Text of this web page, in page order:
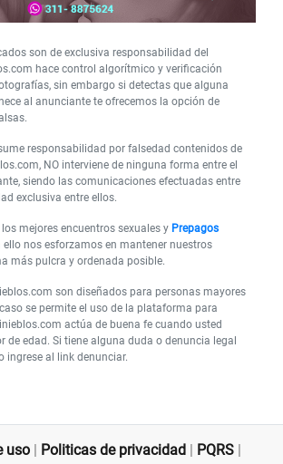
son de exclusiva responsabilidad del
hace control algorítmico y verificación
sin embargo si detectas que alguna
al anunciante te ofrecemos la opción de
responsabilidad por falsedad contenidos de
NO interviene de ninguna forma entre el
siendo las comunicaciones efectuadas entre
exclusiva entre ellos.
mejores encuentros sexuales y Prepagos
ello nos esforzamos en mantener nuestros
más pulcra y ordenada posible.
son diseñados para personas mayores
se permite el uso de la plataforma para
actúa de buena fe cuando usted
de edad. Si tiene alguna duda o denuncia legal
ingrese al link denunciar.
uso | Politicas de privacidad | PQRS |